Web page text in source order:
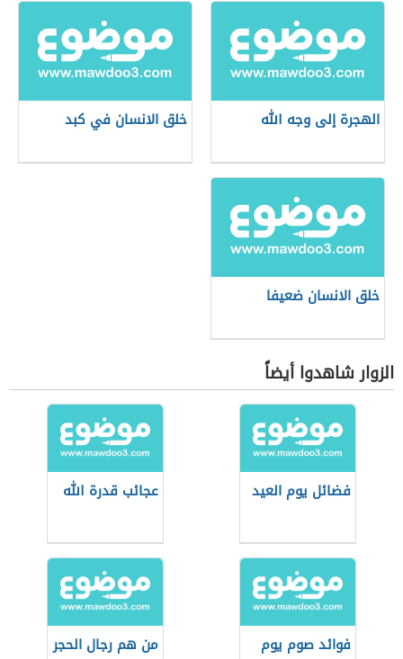
الهجرة إلى وجه الله خلق الانسان في كبد
خلق الانسان ضعيفا
الزوار شاهدوا أيضاً
فضائل يوم العيد عجائب قدرة الله
فوائد صوم يوم
من هم رجال الحجر